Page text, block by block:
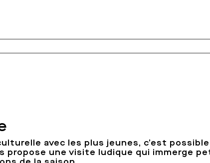
avec les plus jeunes, c’est possible
propose une visite ludique qui immerge